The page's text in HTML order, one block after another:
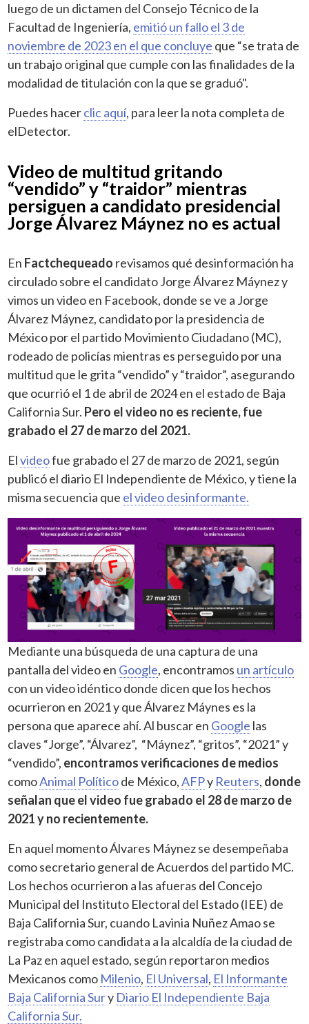
luego de un dictamen del Consejo Técnico de la
Facultad de Ingeniería, emitió un fallo el 3 de
noviembre de 2023 en el que concluye que “se trata de
un trabajo original que cumple con las finalidades de la
modalidad de titulación con la que se graduó".
Puedes hacerclic aquí, para leer la nota completa de
elDetector.
Video de multitud gritando
“vendido” y “traidor” mientras
persiguen a candidato presidencial
Jorge Álvarez Máynez no es actual
En Factchequeado revisamos qué desinformación ha
circulado sobre el candidato Jorge Álvarez Máynez y
vimos un video en Facebook, donde se ve a Jorge
Álvarez Máynez, candidato por la presidencia de
México por el partido Movimiento Ciudadano (MC),
rodeado de policías mientras es perseguido por una
multitud que le grita “vendido” y “traidor”, asegurando
que ocurrió el 1 de abril de 2024 en el estado de Baja
California Sur. Pero el video no es reciente, fue
grabado el 27 de marzo del 2021.
Elvideofue grabado el 27 de marzo de 2021, según
publicó el diario El Independiente de México, y tiene la
misma secuencia que el video desinformante.
Mediante una búsqueda de una captura de una
pantalla del video en Google, encontramos un artículo
con un video idéntico donde dicen que los hechos
ocurrieron en 2021 y que Álvarez Máynes es la
persona que aparece ahí. Al buscar en Google las
claves “Jorge”, “Álvarez”, “Máynez”, “gritos”, “2021” y
“vendido”, encontramos verificaciones de medios
comoAnimal Políticode México,AFPy Reuters, donde
señalan que el video fue grabado el 28 de marzo de
2021 y no recientemente.
En aquel momento Álvares Máynez se desempeñaba
como secretario general de Acuerdos del partido MC.
Los hechos ocurrieron a las afueras del Concejo
Municipal del Instituto Electoral del Estado (IEE) de
Baja California Sur, cuando Lavinia Nuñez Amao se
registraba como candidata a la alcaldía de la ciudad de
La Paz en aquel estado, según reportaron medios
Mexicanos como Milenio, El Universal, El Informante
Baja California Sury Diario El Independiente Baja
California Sur.